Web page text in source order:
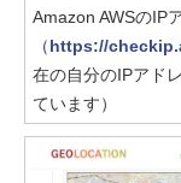
Amazon AWSのIP
（https://
在の自分のIPアド
ています）